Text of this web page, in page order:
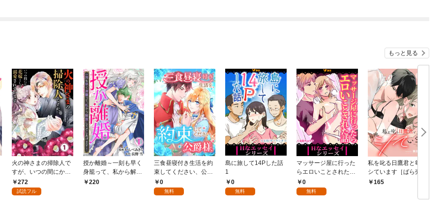
もっと見る
火の神さまの掃除人で
すが、いつの間にか花
嫁として溺愛されてい
ます【単話】（１）
272
試読フル
授か離婚～一刻も早く
身籠って、私から解放
してさしあげます！1
220
三食昼寝付き生活を約
束してください、公爵
様 1話
0
無料
島に旅して14Pした話
1
0
無料
マッサージ屋に行った
らエロいことされた話
1 0
無料
私を叱る日鷹君と毎晩
シています［ばら売
り］ 第1話
165